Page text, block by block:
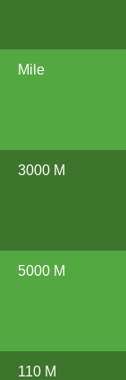
Mile
3000 M
5000 M
110 M